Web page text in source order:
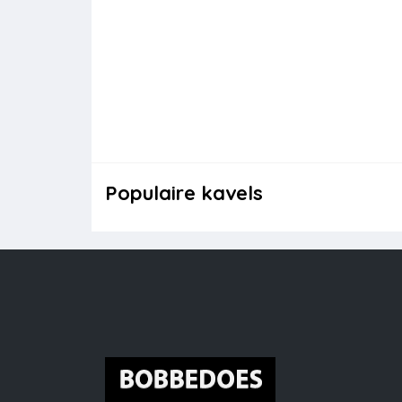
Populaire kavels